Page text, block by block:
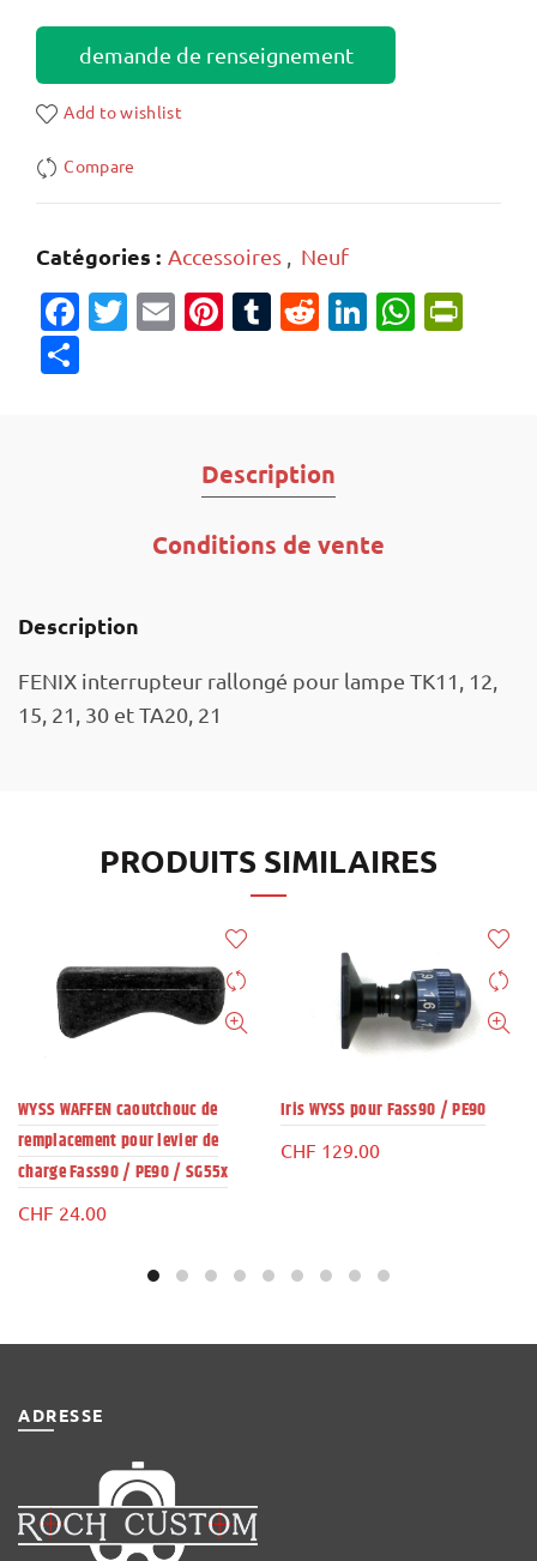
CHF 36.00.CHF 18.00.
demande de renseignement
Add to wishlist
Compare
Catégories : Accessoires , Neuf
Facebook
Twitter
EmailPinterest
Tumblr
Reddit
LinkedIn
Description
Conditions de vente
Description
FENIX interrupteur rallongé pour lampe TK11, 12,
15, 21, 30 et TA20, 21
PRODUITS SIMILAIRES
WYSS WAFFEN caoutchouc de
remplacement pour levier de
charge Fass90 / PE90 / SG55x
CHF 24.00
Iris WYSS pour Fass90 / PE90
CHF 129.00
ADRESSE